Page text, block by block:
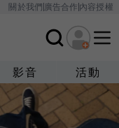
關於我們廣告合作內容授權
影音 活動